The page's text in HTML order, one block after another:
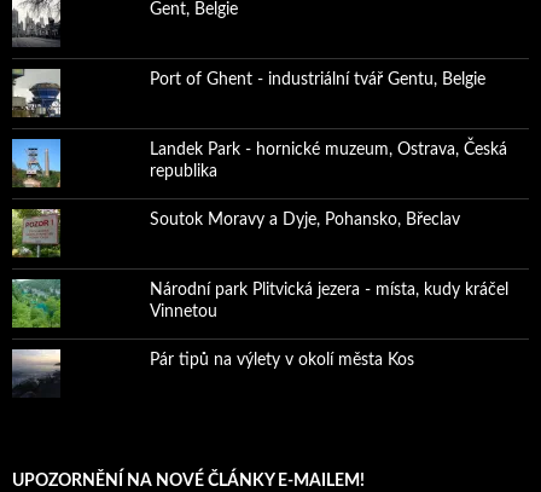
Gent, Belgie
Port of Ghent - industriální tvář Gentu, Belgie
Landek Park - hornické muzeum, Ostrava, Česká
republika
Soutok Moravy a Dyje, Pohansko, Břeclav
Národní park Plitvická jezera - místa, kudy kráčel
Vinnetou
Pár tipů na výlety v okolí města Kos
UPOZORNĚNÍ NA NOVÉ ČLÁNKY E-MAILEM!